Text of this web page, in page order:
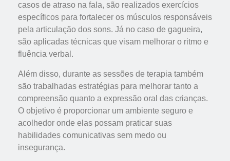
casos de atraso na fala, são realizados exercícios
específicos para fortalecer os músculos responsáveis
pela articulação dos sons. Já no caso de gagueira,
são aplicadas técnicas que visam melhorar o ritmo e
fluência verbal.
Além disso, durante as sessões de terapia também
são trabalhadas estratégias para melhorar tanto a
compreensão quanto a expressão oral das crianças.
O objetivo é proporcionar um ambiente seguro e
acolhedor onde elas possam praticar suas
habilidades comunicativas sem medo ou
insegurança.